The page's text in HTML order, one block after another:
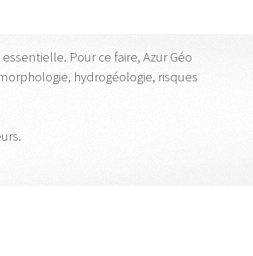
Pour ce faire, Azur Géo
hydrogéologie, risques